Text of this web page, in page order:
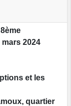
2024
et les
quartier